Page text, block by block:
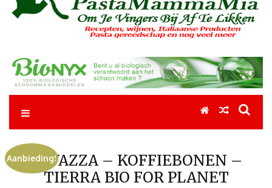
Pastamammamia
Pastarecepten om je vingers bij af te likken
LAVAZZA – KOFFIEBONEN –
TIERRA BIO FOR PLANET
Aanbieding!